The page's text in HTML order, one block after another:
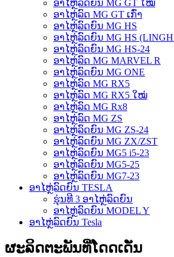
ອາໄຫຼ່ລົດຍົນ MG GT ໃໝ່
ອາໄຫຼ່ລົດ MG GT ເກົ່າ
ອາໄຫຼ່ລົດຍົນ MG HS
ອາໄຫຼ່ລົດຍົນ MG HS
ອາໄຫຼ່ລົດຍົນ MG HS-24
ອາໄຫຼ່ລົດ MG MARVEL R
ອາໄຫຼ່ລົດຍົນ MG ONE
ອາໄຫຼ່ລົດ MG RX5
ອາໄຫຼ່ລົດ MG RX5 ໃໝ່
ອາໄຫຼ່ລົດ MG Rx8
ອາໄຫຼ່ລົດ MG ZS
ອາໄຫຼ່ລົດຍົນ MG ZS-24
ອາໄຫຼ່ລົດຍົນ MG ZX/ZST
ອາໄຫຼ່ລົດຍົນ MG5 i5-23
ອາໄຫຼ່ລົດຍົນ MG5-25
ອາໄຫຼ່ລົດຍົນ MG7-23
ອາໄຫຼ່ລົດຍົນ TESLA
ຮຸ່ນທີ 3 ອາໄຫຼ່ລົດຍົນ
ອາໄຫຼ່ລົດຍົນ MODEL Y
ອາໄຫຼ່ລົດຍົນ Tesla
ຜະລິດຕະພັນທີ່ໂດດເດັ່ນ